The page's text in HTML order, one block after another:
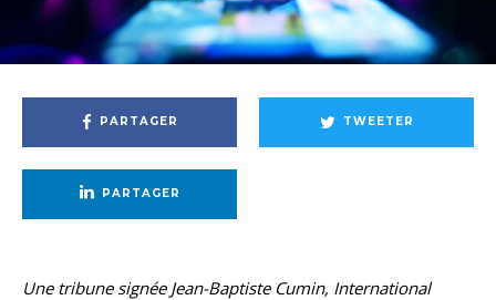
PARTAGER TWEETER
PARTAGER
Une tribune signée Jean-Baptiste Cumin, International